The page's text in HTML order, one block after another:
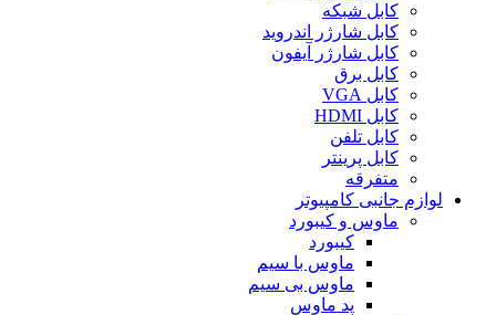
کابل شبکه
کابل شارژر اندروید
کابل شارژر آیفون
کابل برق
کابل VGA
کابل HDMI
کابل تلفن
کابل پرینتر
متفرقه
لوازم جانبی کامپیوتر
ماوس و کیبورد
کیبورد
ماوس با سیم
ماوس بی سیم
پد ماوس